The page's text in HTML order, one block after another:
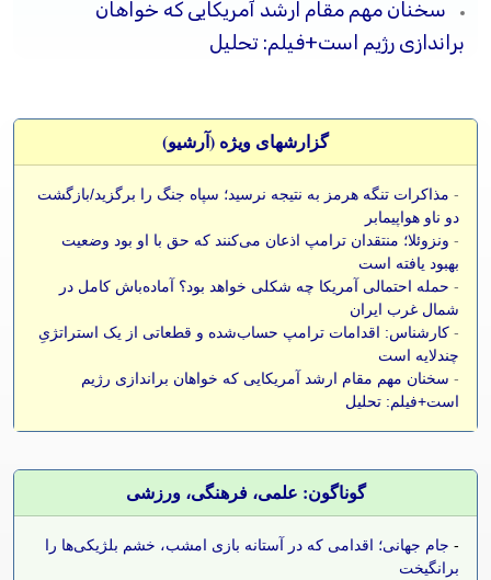
سخنان مهم مقام ارشد آمریکایی که خواهان
براندازی رژیم است+فیلم: تحلیل
گزارشهای ویژه (آرشيو)
- مذاکرات تنگه هرمز به نتیجه نرسید؛ سپاه جنگ را برگزید/بازگشت
دو ناو هواپیمابر
- ونزوئلا؛ منتقدان ترامپ اذعان می‌کنند که حق با او بود وضعیت
بهبود یافته است
- حمله احتمالی آمریکا چه شکلی خواهد بود؟ آماده‌باش کامل در
شمال غرب ایران
- کارشناس: اقدامات ترامپ حساب‌شده و قطعاتی از یک استراتژیِ
چندلایه است
- سخنان مهم مقام ارشد آمریکایی که خواهان براندازی رژیم
است+فیلم: تحلیل
گوناگون: علمی، فرهنگی، ورزشی
- جام جهانی؛ اقدامی که در آستانه بازی امشب، خشم بلژیکی‌ها را
برانگیخت